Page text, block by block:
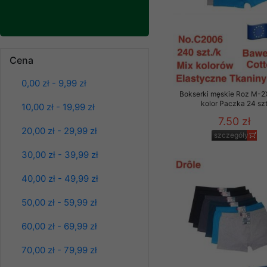
Cena
0,00 zł - 9,99 zł
10,00 zł - 19,99 zł
20,00 zł - 29,99 zł
30,00 zł - 39,99 zł
40,00 zł - 49,99 zł
50,00 zł - 59,99 zł
60,00 zł - 69,99 zł
70,00 zł - 79,99 zł
Bluzy damskie Roz
Paczka 10 szt
szczegóły
Bokserki męskie Roz M-
kolor Paczka 24 szt
7.50 zł
szczegóły
znajdziesz
Potrzebujemy na to
Jeżeli klikniesz
GROUP
Sp. z o.o.
Wyrażenie zgody jest
wpływa na zgodność
Dodatkowe
Twoich danych,
podejmowaniu
Polityka prywatności
Polityka prywatności
Zapewniamy naszym